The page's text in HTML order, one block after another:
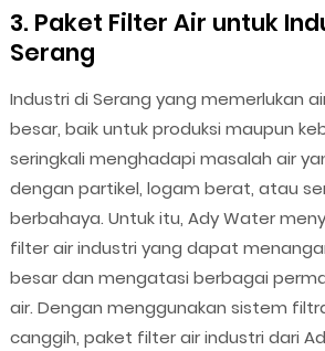
3. Paket Filter Air untuk
Serang
Industri di Serang yang memerlukan
besar, baik untuk produksi maupun
seringkali menghadapi masalah air
dengan partikel, logam berat, atau
berbahaya. Untuk itu, Ady Water
filter air industri yang dapat
besar dan mengatasi berbagai
air. Dengan menggunakan sistem
canggih, paket filter air industri dari